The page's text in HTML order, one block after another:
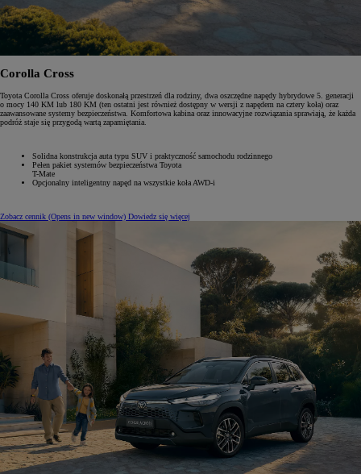
Corolla Cross
Toyota Corolla Cross oferuje doskonałą przestrzeń dla rodziny, dwa oszczędne napędy hybrydowe 5. generacji
o mocy 140 KM lub 180 KM (ten ostatni jest również dostępny w wersji z napędem na cztery koła) oraz
zaawansowane systemy bezpieczeństwa. Komfortowa kabina oraz innowacyjne rozwiązania sprawiają, że każda
podróż staje się przygodą wartą zapamiętania.
Solidna konstrukcja auta typu SUV i praktyczność samochodu rodzinnego
Pełen pakiet systemów bezpieczeństwa Toyota
T-Mate
Opcjonalny inteligentny napęd na wszystkie koła AWD-i
Zobacz cennik (Opens in new window) Dowiedz się więcej